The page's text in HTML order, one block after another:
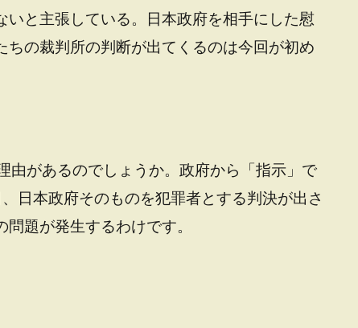
と主張している。日本政府を相手にした慰
の裁判所の判断が出てくるのは今回が初め
由があるのでしょうか。政府から「指示」で
日本政府そのものを犯罪者とする判決が出さ
題が発生するわけです。